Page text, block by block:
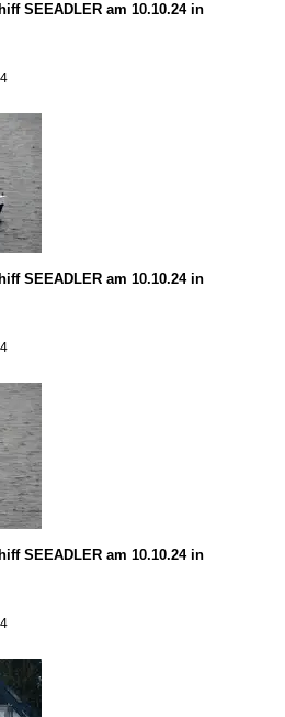
SEEADLER am 10.10.24 in
SEEADLER am 10.10.24 in
SEEADLER am 10.10.24 in